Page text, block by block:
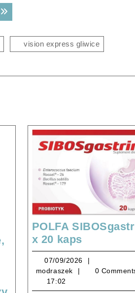
Next post:
vision express gliwice
POLFA
x 20 kapsPOLFA
x
kaps
07/09/2026
modraszek
modraszek
0
17:02